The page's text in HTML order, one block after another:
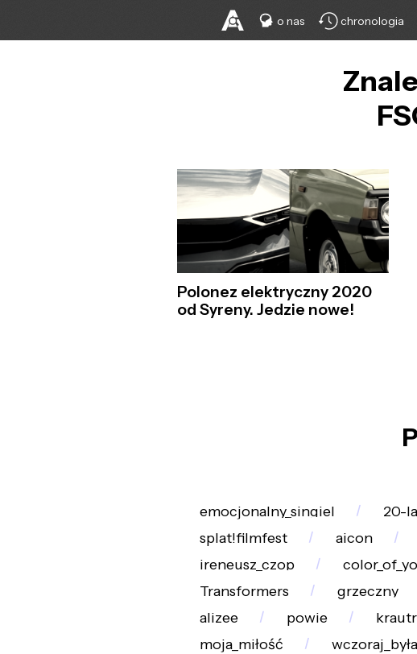
o nas chronologia
Polonez elektryczny 2020
od Syreny. Jedzie nowe!
emocjonalny_singiel 20-
splat!filmfest
aicon
ireneusz_czop
Transformers
grzeczny
alizee
powie
moja_miłość